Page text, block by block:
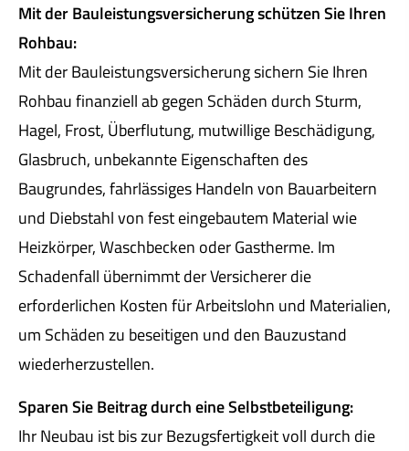
Mit der Bauleistungsversicherung schützen Sie Ihren
Rohbau:
Mit der Bauleistungsversicherung sichern Sie Ihren
Rohbau finanziell ab gegen Schäden durch Sturm,
Hagel, Frost, Überflutung, mutwillige Beschädigung,
Glasbruch, unbekannte Eigenschaften des
Baugrundes, fahrlässiges Handeln von Bauarbeitern
und Diebstahl von fest eingebautem Material wie
Heizkörper, Waschbecken oder Gastherme. Im
Schadenfall übernimmt der Versicherer die
erforderlichen Kosten für Arbeitslohn und Materialien,
um Schäden zu beseitigen und den Bauzustand
wiederherzustellen.
Sparen Sie Beitrag durch eine Selbstbeteiligung:
Ihr Neubau ist bis zur Bezugsfertigkeit voll durch die